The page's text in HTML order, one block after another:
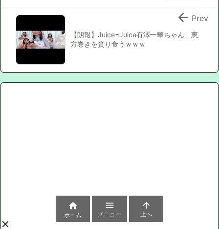
【朗報】Juice=Juice有澤一華ちゃん、恵
方巻きを貪り食うｗｗｗ
 Prev

ホーム

メニュー

上へ